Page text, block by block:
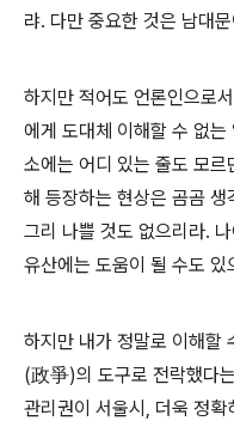
랴. 다만 중요한 것은 남대
하지만 적어도 언론인으로
에게 도대체 이해할 수 없
소에는 어디 있는 줄도 모
해 등장하는 현상은 곰곰
그리 나쁠 것도 없으리라.
유산에는 도움이 될 수도 있
하지만 내가 정말로 이해할
(政爭)의 도구로 전락했다
관리권이 서울시, 더욱 정확